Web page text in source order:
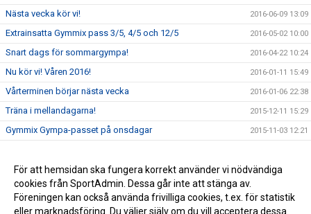
Nästa vecka kör vi! 2016-06-09 13:09
Extrainsatta Gymmix pass 3/5, 4/5 och 12/5 2016-05-02 10:00
Snart dags för sommargympa! 2016-04-22 10:24
Nu kör vi! Våren 2016! 2016-01-11 15:49
Vårterminen börjar nästa vecka 2016-01-06 22:38
Träna i mellandagarna! 2015-12-11 15:29
Gymmix Gympa-passet på onsdagar 2015-11-03 12:21
Ändrat pass i morgon torsdag 2015-09-09 14:53
Träna gratis hela sommaren 2015-06-01 22:32
För att hemsidan ska fungera korrekt använder vi nödvändiga
cookies från SportAdmin. Dessa går inte att stänga av.
Föreningen kan också använda frivilliga cookies, t.ex. för statistik
eller marknadsföring. Du väljer själv om du vill acceptera dessa.